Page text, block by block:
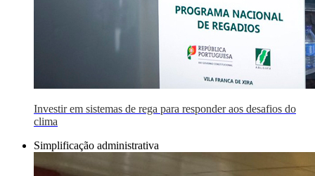
Investir em sistemas de rega para responder aos desafios do
clima
Simplificação administrativa